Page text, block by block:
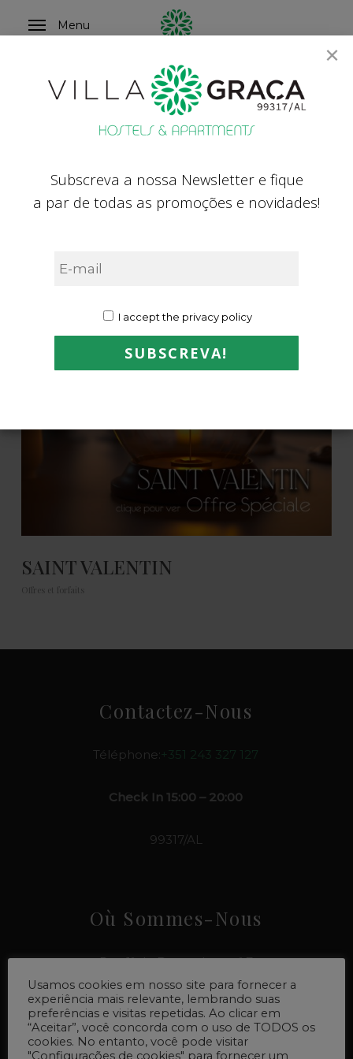
Menu
Promotions
Início» Offres Promotions
SAINT VALENTIN
Offres et forfaits
Contactez-Nous
Téléphone:+351 243 327 127
Check In 15:00 – 20:00
99317/AL
Où Sommes-Nous
Rua 1º de Dezembro, n.º 7
2000-096 Santarém – Portugal
COMMENT ARRIVER
Usamos cookies em nosso site para fornecer a
experiência mais relevante, lembrando suas
preferências e visitas repetidas. Ao clicar em
“Aceitar”, você concorda com o uso de TODOS os
cookies. No entanto, você pode visitar
"Configurações de cookies" para fornecer um
×
Subscreva a nossa Newsletter e fique
a par de todas as promoções e novidades!
I accept the privacy policy